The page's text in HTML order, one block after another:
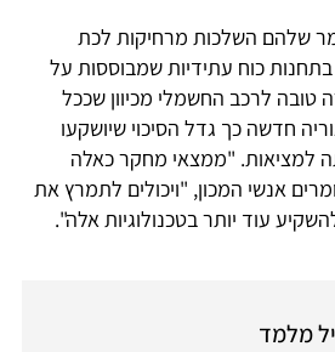
שלהם השלכות מרחיקות לכת
כוח עתידיות שמבוססות על
טובה לרכב החשמלי מכיוון שככל
חדשה כך גדל הסיכוי שיושקעו
למציאות. "ממצאי מחקר כאלה
אנשי המכון, "ויכולים לתמרץ את
עוד יותר בטכנולוגיות אלה".
מלמד